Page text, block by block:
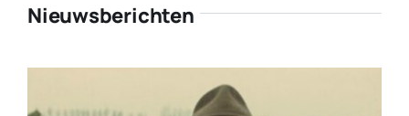
Nieuwsberichten